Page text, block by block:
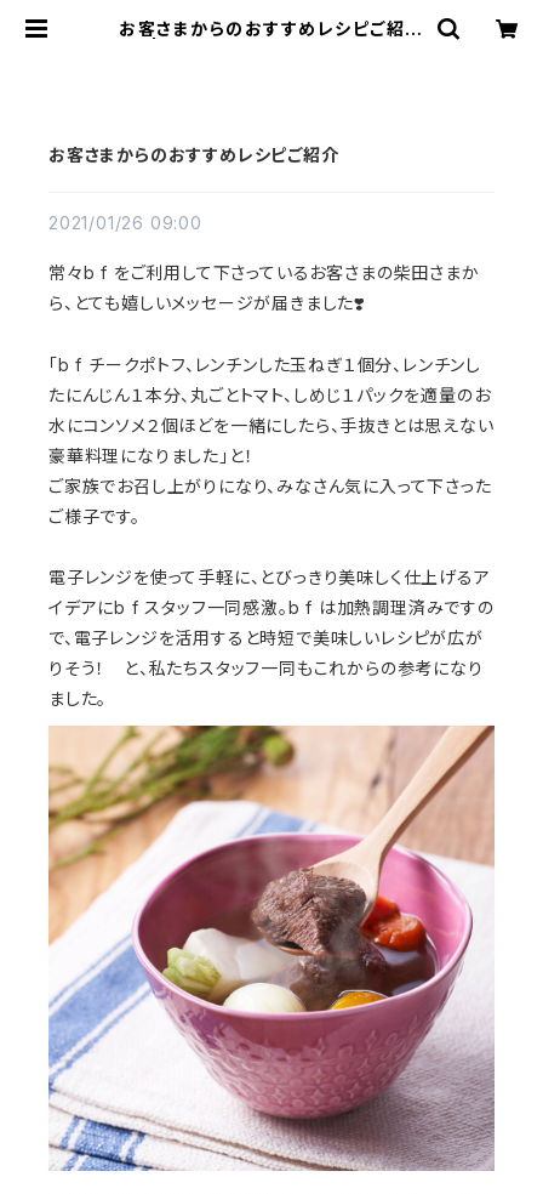
お客さまからのおすすめレシピご紹介
お客さまからのおすすめレシピご紹介
2021/01/26 09:00
常々b f をご利用して下さっているお客さまの柴田さまか
ら、とても嬉しいメッセージが届きました❣️
「b f チークポトフ、レンチンした玉ねぎ１個分、レンチンし
たにんじん１本分、丸ごとトマト、しめじ１パックを適量のお
水にコンソメ２個ほどを一緒にしたら、手抜きとは思えない
豪華料理になりました」と！
ご家族でお召し上がりになり、みなさん気に入って下さった
ご様子です。
電子レンジを使って手軽に、とびっきり美味しく仕上げるア
イデアにb f スタッフ一同感激。b f は加熱調理済みですの
で、電子レンジを活用すると時短で美味しいレシピが広が
りそう！ と、私たちスタッフ一同もこれからの参考になり
ました。